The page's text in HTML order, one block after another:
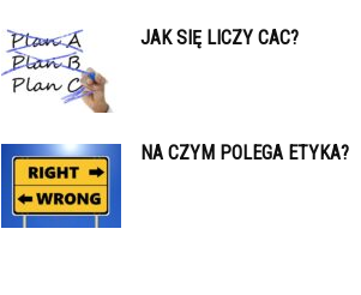
JAK SIĘ LICZY CAC?
NA CZYM POLEGA ETYKA?